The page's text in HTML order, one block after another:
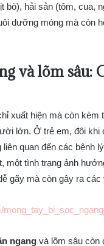
bò), hải sản (tôm, cua,
dưỡng móng mà còn
và lõm sâu:
xuất hiện mà còn
lớn. Ở trẻ em, đôi
quan đến các bệnh
một tình trạng ảnh
gãy mà còn gây ra các
ngang và lõm sâu còn